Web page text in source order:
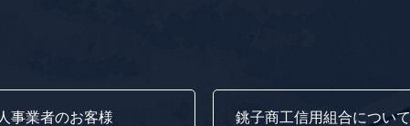
事業者のお客様 銚子商工信用組合について